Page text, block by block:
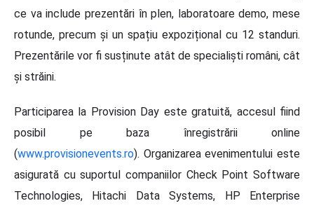
ce va include prezentări în plen, laboratoare demo, mese
rotunde, precum și un spațiu expozițional cu 12 standuri.
Prezentările vor fi susținute atât de specialiști români, cât
și străini.
Participarea la Provision Day este gratuită, accesul fiind
posibil pe baza înregistrării online
(www.provisionevents.ro). Organizarea evenimentului este
asigurată cu suportul companiilor Check Point Software
Technologies, Hitachi Data Systems, HP Enterprise